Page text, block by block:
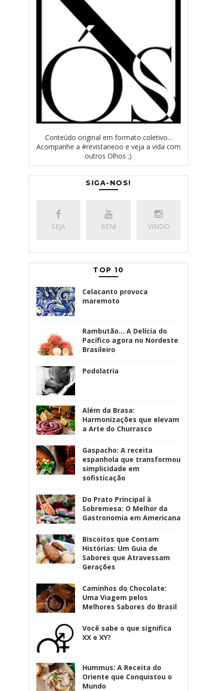
Conteúdo original em formato coletivo...
Acompanhe a #revistaneoo e veja a vida com
outros Olhos ;)
SIGA-NOS!
SEJA BEM VINDO
TOP 10
Celacanto provoca
maremoto
Rambutão... A Delícia do
Pacífico agora no Nordeste
Brasileiro
Podolatria
Além da Brasa:
Harmonizações que elevam
a Arte do Churrasco
Gaspacho: A receita
espanhola que transformou
simplicidade em
sofisticação
Do Prato Principal à
Sobremesa: O Melhor da
Gastronomia em Americana
Biscoitos que Contam
Histórias: Um Guia de
Sabores que Atravessam
Gerações
Caminhos do Chocolate:
Uma Viagem pelos
Melhores Sabores do Brasil
Você sabe o que significa
XX e XY?
Hummus: A Receita do
Oriente que Conquistou o
Mundo